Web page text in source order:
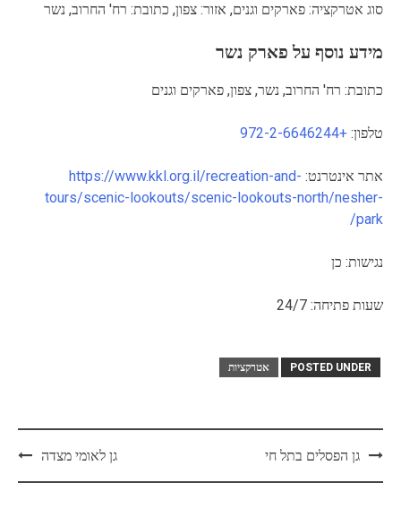
סוג אטרקציה: פארקים וגנים, אזור: צפון, כתובת: רח' החרוב, נשר
מידע נוסף על פארק נשר
כתובת: רח' החרוב, נשר, צפון, פארקים וגנים
טלפון: +972-2-6646244
אתר אינטרנט: https://www.kkl.org.il/recreation-and-
tours/scenic-lookouts/scenic-lookouts-north/nesher-
park/
נגישות: כן
שעות פתיחה: 24/7
POSTED UNDER אטרקציות
Postגן הפסלים בתל חי גן לאומי מצדה